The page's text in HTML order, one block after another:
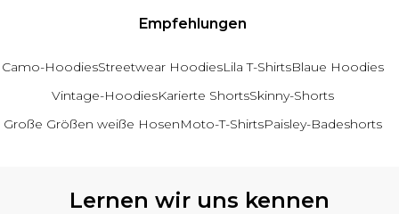
Empfehlungen
Camo-HoodiesStreetwear HoodiesLila T-ShirtsBlaue Hoodies
Vintage-HoodiesKarierte ShortsSkinny-Shorts
Große Größen weiße HosenMoto-T-ShirtsPaisley-Badeshorts
Lernen wir uns kennen